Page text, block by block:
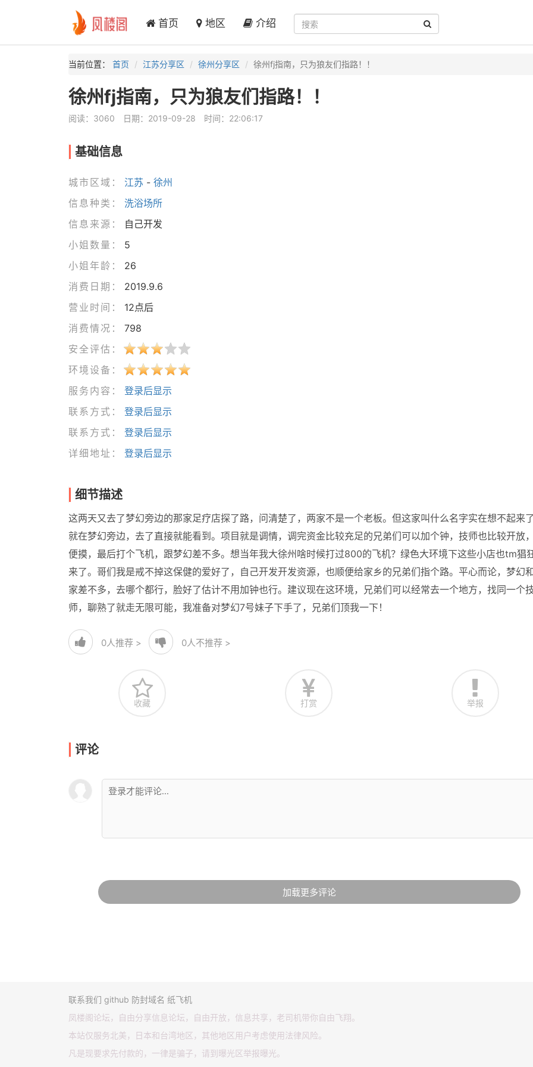
首页 地区 介绍
当前位置： 首页 江苏分享区 徐州分享区 徐州fj指南，只为狼友们指路！！
徐州fj指南，只为狼友们指路！！
阅读：3060 日期：2019-09-28 时间：22:06:17
基础信息
城市区域： 江苏 - 徐州
信息种类：
洗浴场所
信息来源：
自己开发
小姐数量：
5
小姐年龄：
26
消费日期：
2019.9.6
营业时间：
12点后
消费情况：
798
安全评估：
环境设备：
服务内容：
登录后显示
联系方式：
登录后显示
联系方式：
登录后显示
详细地址：
登录后显示
细节描述
这两天又去了梦幻旁边的那家足疗店探了路，问清楚了，两家不是一个老板。但这家叫什么名字实在想不起来了
就在梦幻旁边，去了直接就能看到。项目就是调情，调完资金比较充足的兄弟们可以加个钟，技师也比较开放
便摸，最后打个飞机，跟梦幻差不多。想当年我大徐州啥时候打过800的飞机？绿色大环境下这些小店也tm猖
来了。哥们我是戒不掉这保健的爱好了，自己开发开发资源，也顺便给家乡的兄弟们指个路。平心而论，梦幻
家差不多，去哪个都行，脸好了估计不用加钟也行。建议现在这环境，兄弟们可以经常去一个地方，找同一个
师，聊熟了就走无限可能，我准备对梦幻7号妹子下手了，兄弟们顶我一下！
0人推荐 > 0人不推荐 >
收藏 打赏 举报
评论
加载更多评论
联系我们 github 防封域名 纸飞机
凤楼阁论坛，自由分享信息论坛，自由开放，信息共享，老司机带你自由飞翔。
本站仅服务北美，日本和台湾地区，其他地区用户考虑使用法律风险。
凡是现要求先付款的，一律是骗子，请到曝光区举报曝光。